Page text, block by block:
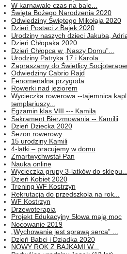
W karnawale czas na bale...
Święta Bożego Narodzenia 2020
Odwiedziny Świętego Mikołaja 2020
Dzień Postaci z Bajek 2020
Urodziny naszych dzieci Jakuba,
Dzień Chłopaka 2020
Dzień Chłopca w „Naszy Domu”...
Urodziny Patryka 17 i Karola...
Zapraszamy do Świetlicy
Odwiedziny Cabrio Rajd
Fenomenalna przygoda
Rowerki nad jeziorem
Wycieczka rowerowa --tajemnica
templariuszy...
Egzamin klas VIII --- Kamila
Sakrament Bierzmowania -- Kamilii
Dzień Dziecka 2020
Sezon rowerowy
15 urodziny Kamili
4-latki – pracujemy w domu
Zmartwychwstał Pan
Nauka online
Wycieczka grupy 3-latków do sklepu...
Dzień Kobiet 2020
Trening WF Kostrzyn
Rekrutacja do przedszkola na rok...
WF Kostrzyn
Drzewoterapia
Projekt Edukacyjny Słowa mają moc
Nocowanie 2019
„Wychowanie jest sprawą serca” ...
Dzień Babci i Dziadka 2020
NOWY ROK Z BAJKAMI W...